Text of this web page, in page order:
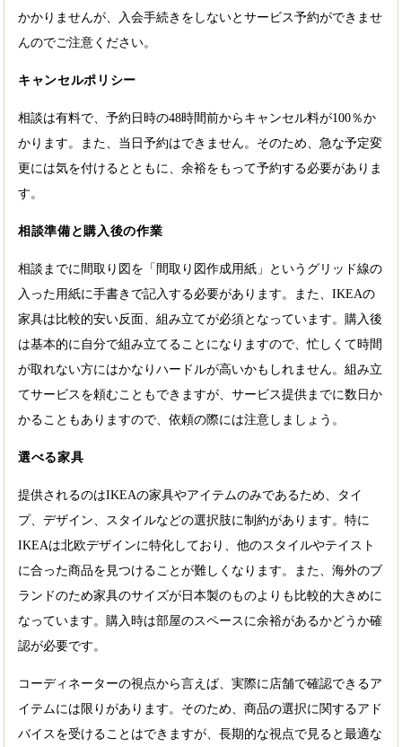
かかりませんが、入会手続きをしないとサービス予約ができませ
んのでご注意ください。
キャンセルポリシー
相談は有料で、予約日時の48時間前からキャンセル料が100％か
かります。また、当日予約はできません。そのため、急な予定変
更には気を付けるとともに、余裕をもって予約する必要がありま
す。
相談準備と購入後の作業
相談までに間取り図を「間取り図作成用紙」というグリッド線の
入った用紙に手書きで記入する必要があります。また、IKEAの
家具は比較的安い反面、組み立てが必須となっています。購入後
は基本的に自分で組み立てることになりますので、忙しくて時間
が取れない方にはかなりハードルが高いかもしれません。組み立
てサービスを頼むこともできますが、サービス提供までに数日か
かることもありますので、依頼の際には注意しましょう。
選べる家具
提供されるのはIKEAの家具やアイテムのみであるため、タイ
プ、デザイン、スタイルなどの選択肢に制約があります。特に
IKEAは北欧デザインに特化しており、他のスタイルやテイスト
に合った商品を見つけることが難しくなります。また、海外のブ
ランドのため家具のサイズが日本製のものよりも比較的大きめに
なっています。購入時は部屋のスペースに余裕があるかどうか確
認が必要です。
コーディネーターの視点から言えば、実際に店舗で確認できるア
イテムには限りがあります。そのため、商品の選択に関するアド
バイスを受けることはできますが、長期的な視点で見ると最適な